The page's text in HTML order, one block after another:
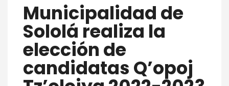
Municipalidad de
Sololá realiza la
elección de
candidatas Q’opoj